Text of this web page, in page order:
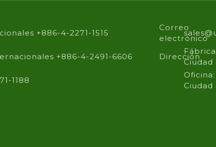
+886-4-2271-1515
+886-4-2491-6606
1188
Correo
electrónico
Dirección
Ciudad
Ciudad